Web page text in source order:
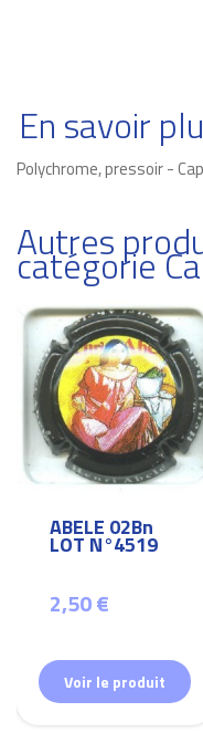
En savoir
Polychrome, pressoir -
Autres
catégorie
ABELE 02Bn
LOT N°4519
2,50 €
Voir le produit